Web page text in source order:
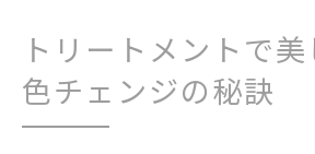
トリートメントで
色チェンジの秘訣